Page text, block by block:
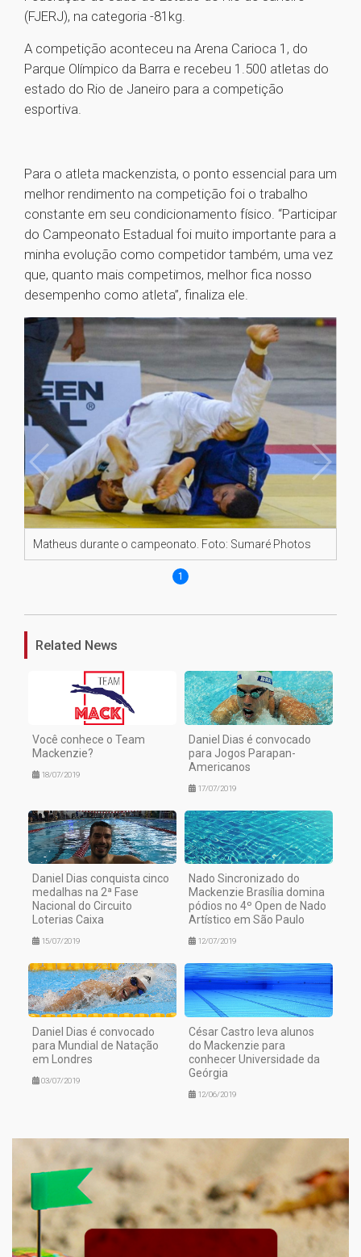
(FJERJ), na categoria -81kg.
A competição aconteceu na Arena Carioca 1, do
Parque Olímpico da Barra e recebeu 1.500 atletas do
estado do Rio de Janeiro para a competição
esportiva.
Para o atleta mackenzista, o ponto essencial para um
melhor rendimento na competição foi o trabalho
constante em seu condicionamento físico. “Participar
do Campeonato Estadual foi muito importante para a
minha evolução como competidor também, uma vez
que, quanto mais competimos, melhor fica nosso
desempenho como atleta”, finaliza ele.
Matheus durante o campeonato. Foto: Sumaré Photos
1
Related News
Você conhece o Team
Mackenzie?
18/07/2019
Daniel Dias é convocado
para Jogos Parapan-
Americanos
17/07/2019
Daniel Dias conquista cinco
medalhas na 2ª Fase
Nacional do Circuito
Loterias Caixa
15/07/2019
Nado Sincronizado do
Mackenzie Brasília domina
pódios no 4º Open de Nado
Artístico em São Paulo
12/07/2019
Daniel Dias é convocado
para Mundial de Natação
em Londres
03/07/2019
César Castro leva alunos
do Mackenzie para
conhecer Universidade da
Geórgia
12/06/2019